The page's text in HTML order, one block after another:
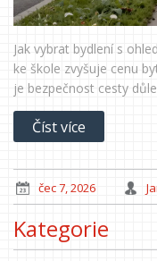
Jak vybrat bydlení s
ke škole zvyšuje cenu
je bezpečnost cesty
Číst více
čec 7, 2026
Kategorie